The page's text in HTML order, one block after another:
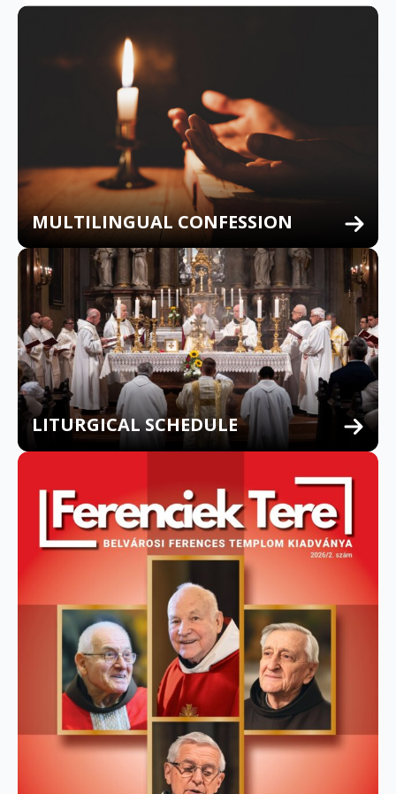
MULTILINGUAL CONFESSION
LITURGICAL SCHEDULE